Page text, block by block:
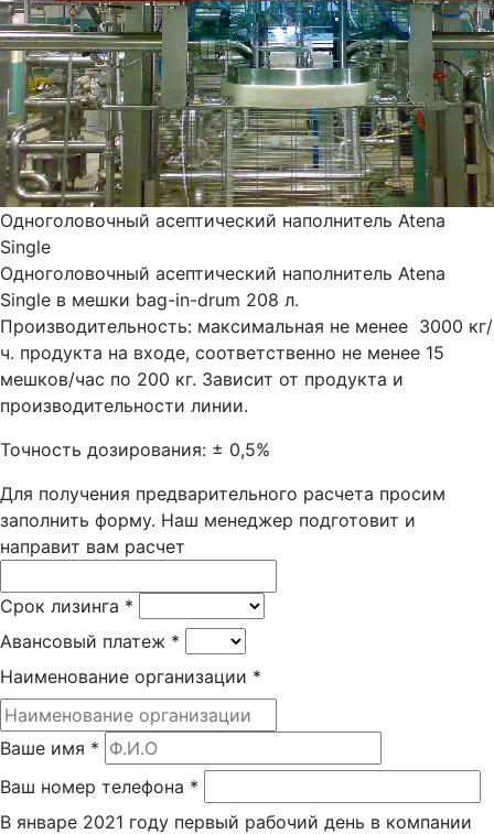
Одноголовочный асептический наполнитель Atena
Single
Одноголовочный асептический наполнитель Atena
Single в мешки bag-in-drum 208 л.
Производительность: максимальная не менее 3000 кг/
ч. продукта на входе, соответственно не менее 15
мешков/час по 200 кг. Зависит от продукта и
производительности линии.
Точность дозирования: ± 0,5%
Для получения предварительного расчета просим
заполнить форму. Наш менеджер подготовит и
направит вам расчет
Срок лизинга *
Авансовый платеж *
Наименование организации *
Ваше имя *
Ваш номер телефона *
В январе 2021 году первый рабочий день в компании